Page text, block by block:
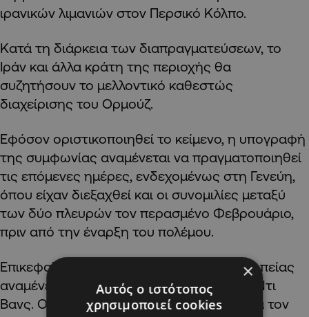
ιρανικών λιμανιών στον Περσικό Κόλπο.
Κατά τη διάρκεια των διαπραγματεύσεων, το
Ιράν και άλλα κράτη της περιοχής θα
συζητήσουν το μελλοντικό καθεστώς
διαχείρισης του Ορμούζ.
Εφόσον οριστικοποιηθεί το κείμενο, η υπογραφή
της συμφωνίας αναμένεται να πραγματοποιηθεί
τις επόμενες ημέρες, ενδεχομένως στη Γενεύη,
όπου είχαν διεξαχθεί και οι συνομιλίες μεταξύ
των δύο πλευρών τον περασμένο Φεβρουάριο,
πριν από την έναρξη του πολέμου.
Επικεφαλής της αμερικανικής αντιπροσωπείας
αναμένεται να είναι ο αντιπρόεδρος Τζέι Ντι
Βανς. Ο ίδιος ο Τραμπ δήλωσε χθες ότι θα τον
×
Αυτός ο ιστότοπος
χρησιμοποιεί cookies